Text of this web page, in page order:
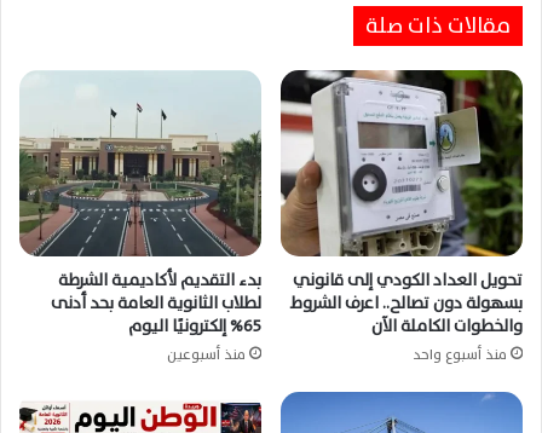
وزير النقل: انتظام حركة القطارات والمترو
والموانئ والطرق عقب الهزة الأرضية
مقالات ذات صلة
تحويل العداد الكودي إلى قانوني
بسهولة دون تصالح.. اعرف الشروط
والخطوات الكاملة الآن
منذ أسبوع واحد
بدء التقديم لأكاديمية الشرطة
لطلاب الثانوية العامة بحد أدنى
65% إلكترونيًا اليوم
منذ أسبوعين